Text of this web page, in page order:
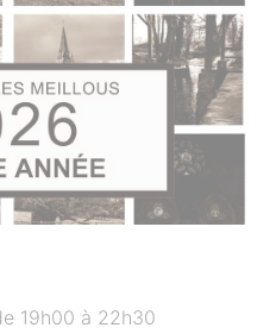
19h00 à 22h30